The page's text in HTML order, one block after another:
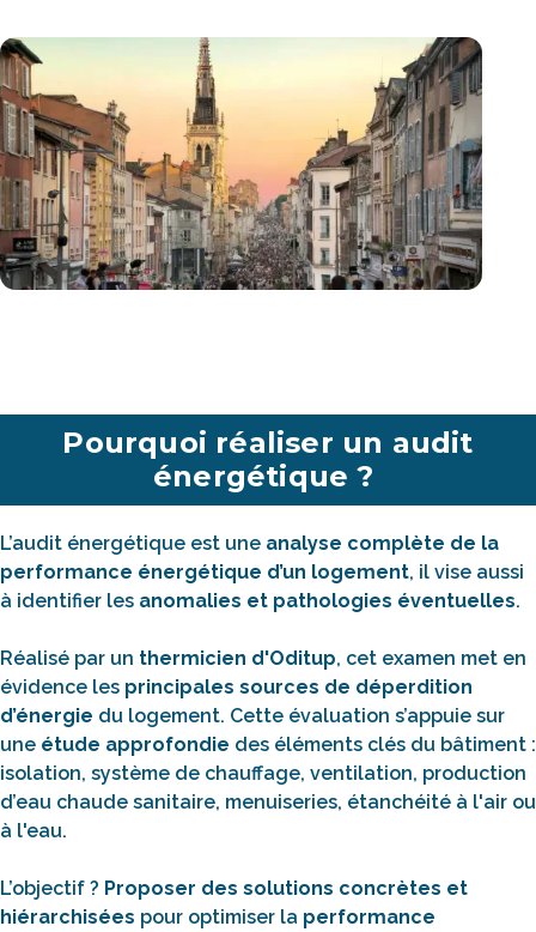
Pourquoi réaliser un audit
énergétique ?
L’audit énergétique est une analyse complète de la
performance énergétique d’un logement, il vise aussi
à identifier les anomalies et pathologies éventuelles.
Réalisé par un thermicien d'Oditup, cet examen met en
évidence les principales sources de déperdition
d’énergie du logement. Cette évaluation s’appuie sur
une étude approfondie des éléments clés du bâtiment :
isolation, système de chauffage, ventilation, production
d’eau chaude sanitaire, menuiseries, étanchéité à l'air ou
à l'eau.
L’objectif ? Proposer des solutions concrètes et
hiérarchisées pour optimiser la performance